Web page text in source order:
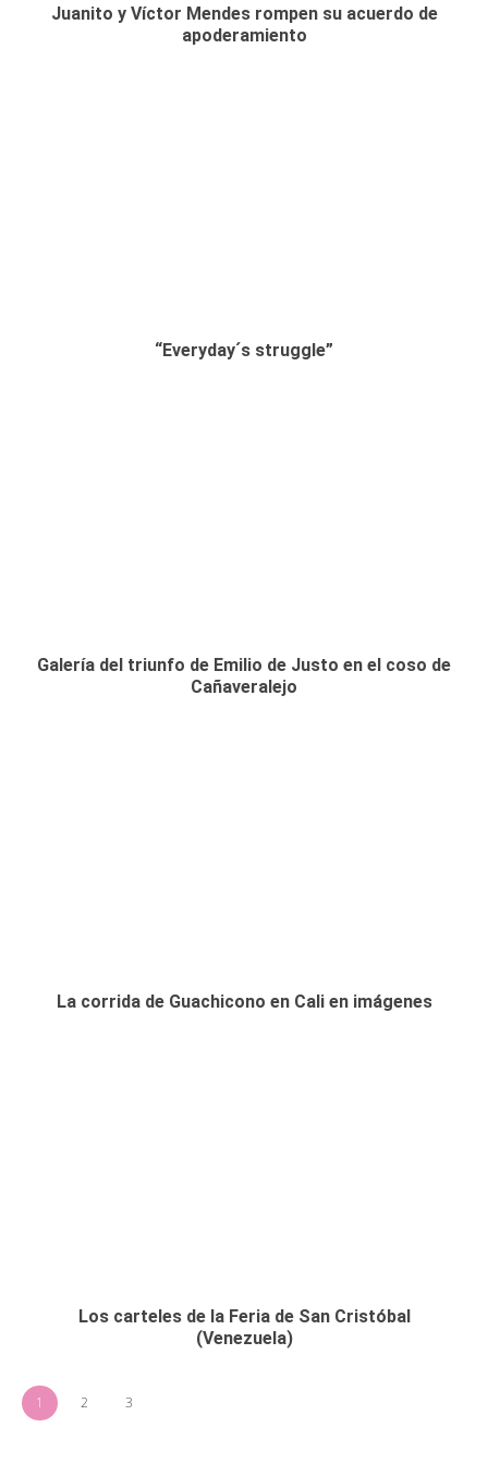
Juanito y Víctor Mendes rompen su acuerdo de
apoderamiento
“Everyday´s struggle”
Galería del triunfo de Emilio de Justo en el coso de
Cañaveralejo
La corrida de Guachicono en Cali en imágenes
Los carteles de la Feria de San Cristóbal
(Venezuela)
1 2 3